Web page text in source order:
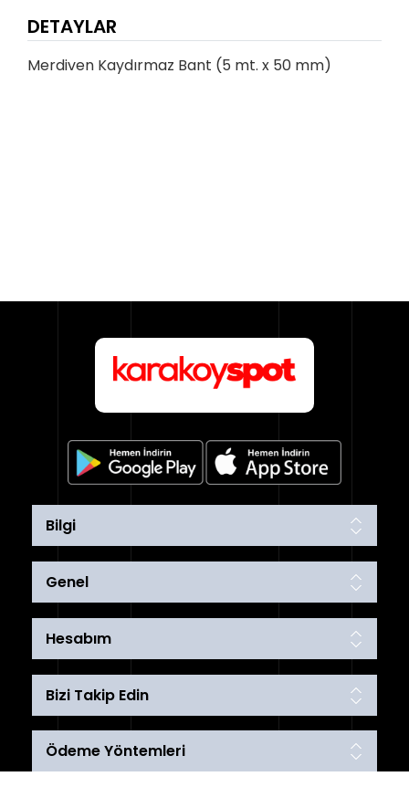
DETAYLAR
Merdiven Kaydırmaz Bant (5 mt. x 50 mm)
Bilgi
Genel
Hesabım
Bizi Takip Edin
Ödeme Yöntemleri